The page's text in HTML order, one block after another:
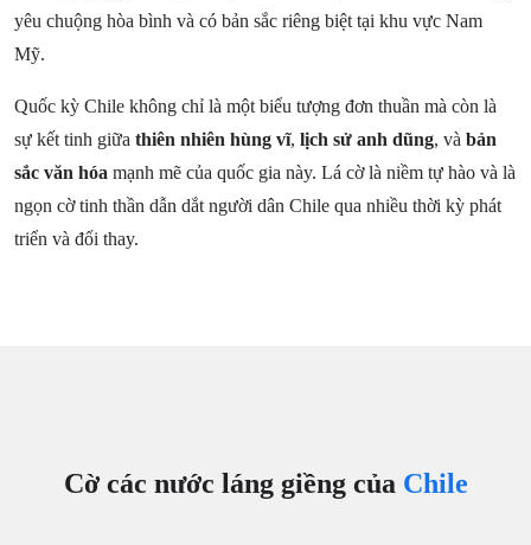
yêu chuộng hòa bình và có bản sắc riêng biệt tại khu vực Nam
Mỹ.
Quốc kỳ Chile không chỉ là một biểu tượng đơn thuần mà còn là
sự kết tinh giữa thiên nhiên hùng vĩ, lịch sử anh dũng, và bản
sắc văn hóa mạnh mẽ của quốc gia này. Lá cờ là niềm tự hào và là
ngọn cờ tinh thần dẫn dắt người dân Chile qua nhiều thời kỳ phát
triển và đổi thay.
Cờ các nước láng giềng của Chile